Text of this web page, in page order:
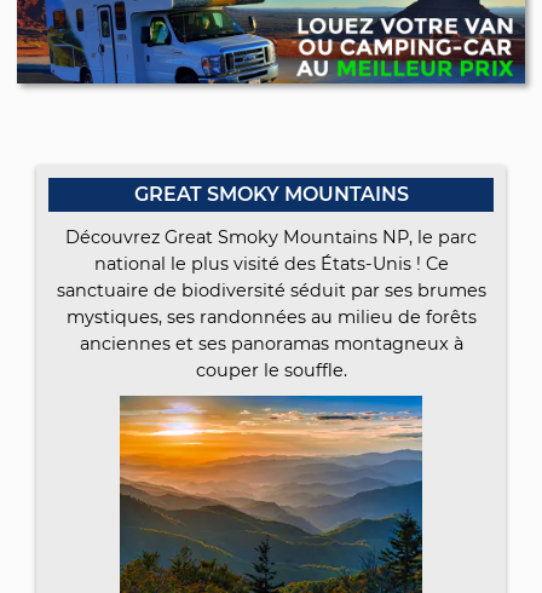
GREAT SMOKY MOUNTAINS
Découvrez Great Smoky Mountains NP, le parc
national le plus visité des États-Unis ! Ce
sanctuaire de biodiversité séduit par ses brumes
mystiques, ses randonnées au milieu de forêts
anciennes et ses panoramas montagneux à
couper le souffle.